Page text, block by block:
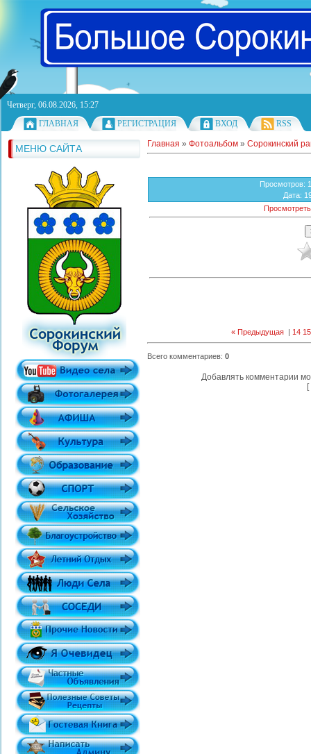
Четверг, 06.08.2026, 15:27
ГЛАВНАЯ
РЕГИСТРАЦИЯ ВХОД RSS
МЕНЮ САЙТА Главная » Фотоальбом » Сорокинский
Просмотров:
Дата:
« Предыдущая | 14 15
Всего комментариев: 0
Добавлять комментарии
[